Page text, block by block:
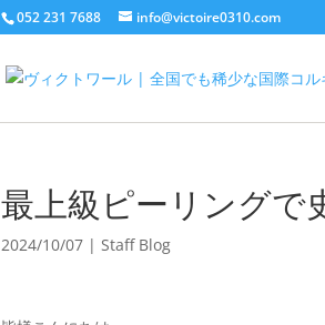
052 231 7688 info@victoire0310.com
最上級ピーリングで
2024/10/07 |Staff Blog